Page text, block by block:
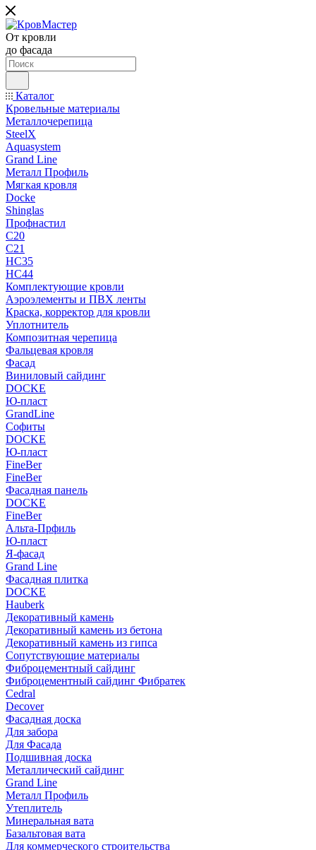
От кровли
до фасада
Каталог
Кровельные материалы
Металлочерепица
SteelX
Aquasystem
Grand Line
Металл Профиль
Мягкая кровля
Docke
Shinglas
Профнастил
C20
C21
НС35
НС44
Комплектующие кровли
Аэроэлементы и ПВХ ленты
Краска, корректор для кровли
Уплотнитель
Композитная черепица
Фальцевая кровля
Фасад
Виниловый сайдинг
DOCKE
Ю-пласт
GrandLine
Софиты
DOCKE
Ю-пласт
FineBer
FineBer
Фасадная панель
DOCKE
FineBer
Альта-Прфиль
Ю-пласт
Я-фасад
Grand Line
Фасадная плитка
DOCKE
Hauberk
Декоративный камень
Декоративный камень из бетона
Декоративный камень из гипса
Сопутствующие материалы
Фиброцементный сайдинг
Фиброцементный сайдинг Фибратек
Cedral
Decover
Фасадная доска
Для забора
Для Фасада
Подшивная доска
Металлический сайдинг
Grand Line
Металл Профиль
Утеплитель
Минеральная вата
Базальтовая вата
Для коммерческого строительства